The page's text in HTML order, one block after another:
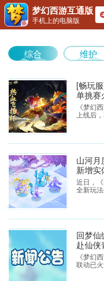
《
西
电
梦幻西游互通版
手机上的电脑版
综合 维护
[畅玩
单挑赛
《梦幻
上线后
拉满、
【龙卷
一场可
规模最
山河月
新增实
近日，
全新玩
勇闯画
丰厚实
涂山瞳
的现实礼
回梦
赴仙侠
《梦幻
联动已